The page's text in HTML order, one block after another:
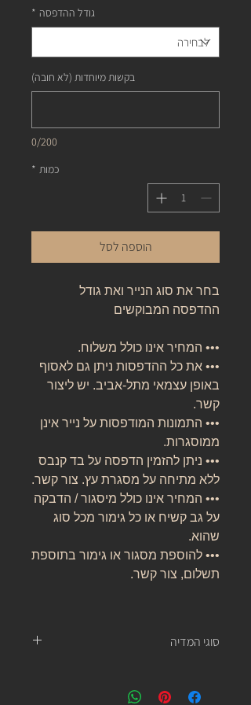
גודל ההדפסה *
בקשות מיוחדות (לא חובה)
0/200
כמות *
הוספה לסל
בחר את סוג הנייר ואת גודל
ההדפסה המבוקשים
••• המחיר אינו כולל משלוח.
••• את כל ההדפסות ניתן גם לאסוף
באופן עצמאי מתל-אביב. יש ליצור
קשר.
••• התמונות המודפסות על נייר אינן
ממוסגרות.
••• ניתן להזמין הדפסה על בד קנבס
ללא מתיחה על מסגרת עץ. צור קשר.
••• המחיר אינו כולל מיסגור / הדבקה
על גב קשיח או כל גימור מכל סוג
שהוא.
••• להוספת מסגור או גימור בתוספת
תשלום, צור קשר.
סוגי המדיה